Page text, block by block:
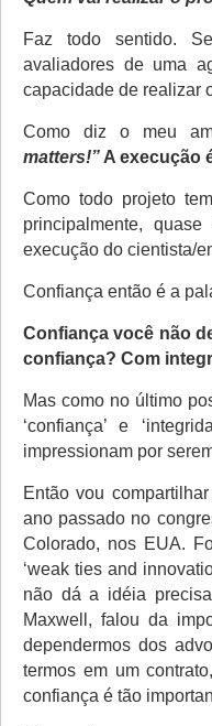
Faz todo sentido.
avaliadores de uma
capacidade de realizar
Como diz o meu
matters!” A execução
Como todo projeto
principalmente,
execução do cientista/
Confiança então é a
Confiança você não
confiança? Com
Mas como no último
‘confiança’ e
impressionam por
Então vou
ano passado no
Colorado, nos EUA.
‘weak ties and
não dá a idéia
Maxwell, falou da
dependermos dos
termos em um
confiança é tão